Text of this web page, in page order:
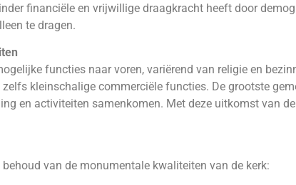
financiële en vrijwillige draagkracht heeft door
te dragen.
functies naar voren, variërend van religie en
kleinschalige commerciële functies. De grootste
en activiteiten samenkomen. Met deze uitkomst van
van de monumentale kwaliteiten van de kerk: